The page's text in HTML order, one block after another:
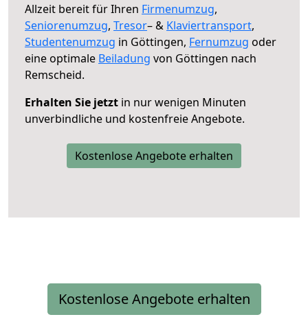
Allzeit bereit für Ihren Firmenumzug,
Seniorenumzug, Tresor– & Klaviertransport,
Studentenumzug in Göttingen, Fernumzug oder
eine optimale Beiladung von Göttingen nach
Remscheid.
Erhalten Sie jetzt in nur wenigen Minuten
unverbindliche und kostenfreie Angebote.
Kostenlose Angebote erhalten
Kostenlose Angebote erhalten